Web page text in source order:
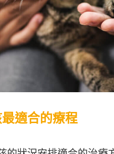
適合的療程